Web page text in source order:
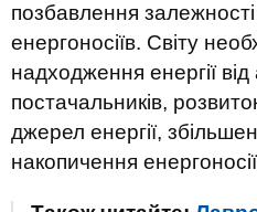
позбавлення залежності
енергоносіїв. Світу
надходження енергії
постачальників,
джерел енергії,
накопичення